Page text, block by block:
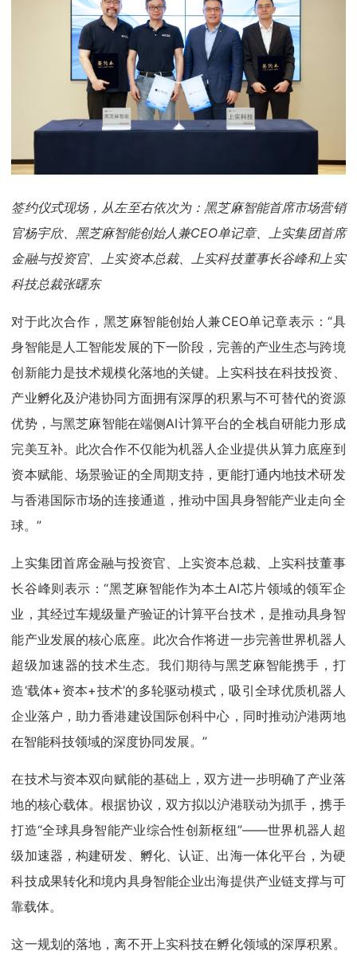
签约仪式现场，从左至右依次为：黑芝麻智能首席市场营销
官杨宇欣、黑芝麻智能创始人兼CEO单记章、上实集团首席
金融与投资官、上实资本总裁、上实科技董事长谷峰和上实
科技总裁张曙东
对于此次合作，黑芝麻智能创始人兼CEO单记章表示：“具
身智能是人工智能发展的下一阶段，完善的产业生态与跨境
创新能力是技术规模化落地的关键。上实科技在科技投资、
产业孵化及沪港协同方面拥有深厚的积累与不可替代的资源
优势，与黑芝麻智能在端侧AI计算平台的全栈自研能力形成
完美互补。此次合作不仅能为机器人企业提供从算力底座到
资本赋能、场景验证的全周期支持，更能打通内地技术研发
与香港国际市场的连接通道，推动中国具身智能产业走向全
球。”
上实集团首席金融与投资官、上实资本总裁、上实科技董事
长谷峰则表示：“黑芝麻智能作为本土AI芯片领域的领军企
业，其经过车规级量产验证的计算平台技术，是推动具身智
能产业发展的核心底座。此次合作将进一步完善世界机器人
超级加速器的技术生态。我们期待与黑芝麻智能携手，打
造‘载体+资本+技术’的多轮驱动模式，吸引全球优质机器人
企业落户，助力香港建设国际创科中心，同时推动沪港两地
在智能科技领域的深度协同发展。”
在技术与资本双向赋能的基础上，双方进一步明确了产业落
地的核心载体。根据协议，双方拟以沪港联动为抓手，携手
打造“全球具身智能产业综合性创新枢纽”——世界机器人超
级加速器，构建研发、孵化、认证、出海一体化平台，为硬
科技成果转化和境内具身智能企业出海提供产业链支撑与可
靠载体。
这一规划的落地，离不开上实科技在孵化领域的深厚积累。